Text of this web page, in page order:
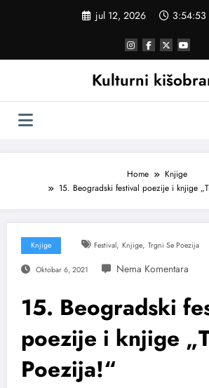
jul 12, 2026 3:54:54
Kulturni
Home
Knjige
15. Beogradski festival poezije i knjige
Knjige Festival, Knjige, Trgni Se Poezija
Oktobar 6, 2021
15. Beogradski
poezije i knjige
Poezija!“